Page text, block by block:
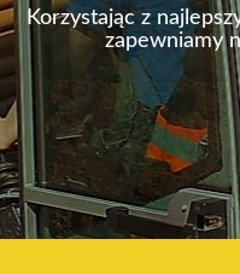
Korzystając z
zapewniamy